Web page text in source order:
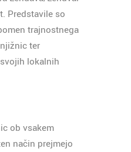
Predstavile so
trajnostnega
ter
lokalnih
ob vsakem
način prejmejo